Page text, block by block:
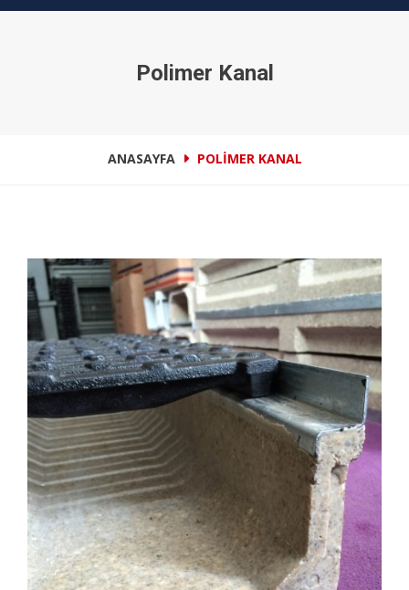
Polimer Kanal
ANASAYFA POLIMER KANAL